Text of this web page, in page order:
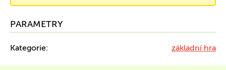
PARAMETRY
Kategorie: základní hra